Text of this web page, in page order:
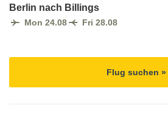
Berlin nach Billings
Mon 24.08 Fri 28.08
Flug suchen »